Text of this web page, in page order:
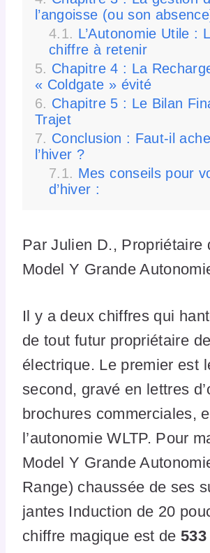
l’angoisse (ou son
L’Autonomie Utile :
chiffre à retenir
Chapitre 4 : La
« Coldgate » évité
Chapitre 5 : Le Bilan
Trajet
Conclusion : Faut-il
l’hiver ?
Mes conseils pour
d’hiver :
Par Julien D., Propriétaire
Model Y Grande
Il y a deux chiffres qui
de tout futur propriétaire
électrique. Le premier est
second, gravé en lettres
brochures commerciales,
l’autonomie WLTP. Pour
Model Y Grande
Range) chaussée de ses
jantes Induction de 20
chiffre magique est de